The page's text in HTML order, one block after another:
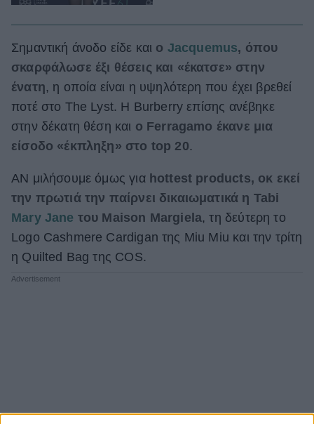
Σημαντική άνοδο είδε και ο Jacquemus, όπου
σκαρφάλωσε έξι θέσεις και «έκατσε» στην
ένατη, η οποία είναι η υψηλότερη που έχει βρεθεί
ποτέ στο The Lyst. Η Burberry επίσης ανέβηκε
στην δέκατη θέση και ο Ferragamo έκανε μια
είσοδο «έκπληξη» στο top 20.
ΑΝ μιλήσουμε όμως για hottest products, οκ εκεί
την πρωτιά την παίρνει δικαιωματικά η Tabi
Mary Jane του Maison Margiela, τη δεύτερη το
Logo Cashmere Cardigan της Miu Miu και την τρίτη
η Quilted Bag της COS.